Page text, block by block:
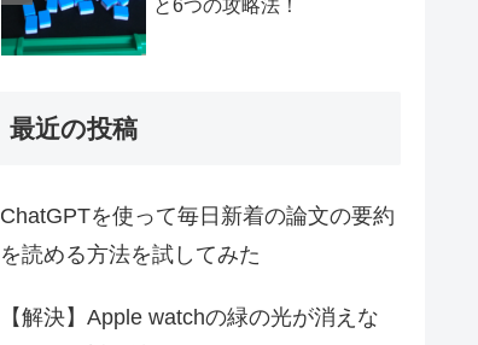
と6つの攻略法！
最近の投稿
ChatGPTを使って毎日新着の論文の要約
を読める方法を試してみた
【解決】Apple watchの緑の光が消えな